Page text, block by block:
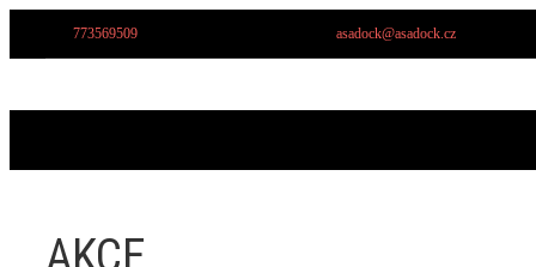
773569509 asadock@asadock.cz